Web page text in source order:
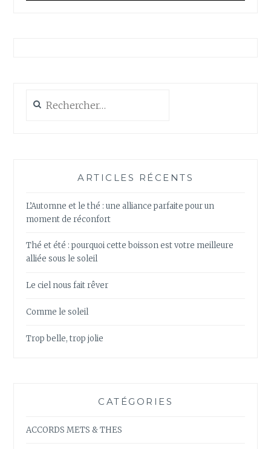
ARTICLES RÉCENTS
L’Automne et le thé : une alliance parfaite pour un
moment de réconfort
Thé et été : pourquoi cette boisson est votre meilleure
alliée sous le soleil
Le ciel nous fait rêver
Comme le soleil
Trop belle, trop jolie
CATÉGORIES
ACCORDS METS & THES